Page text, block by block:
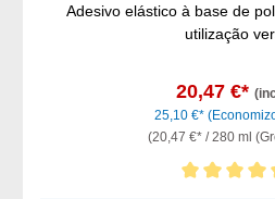
Adesivo elástico à base de
utilização
20,47 €*
25,10 €*
(20,47 €* / 280 ml